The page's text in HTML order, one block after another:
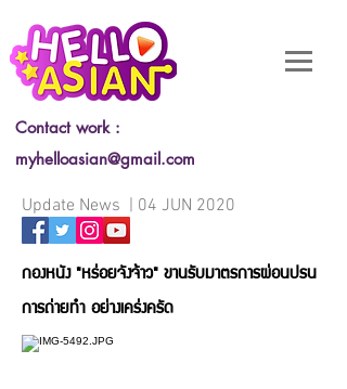
Contact work :
myhelloasian@gmail.com
Update News | 04 JUN 2020
กองหนัง "หร่อยจังจ้าว" ขานรับมาตรการผ่อนปรน
การถ่ายทำ อย่างเคร่งครัด